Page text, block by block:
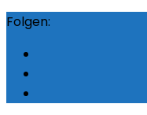
Folgen: